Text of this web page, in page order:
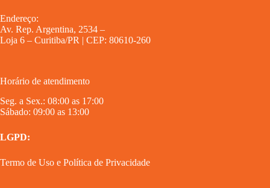
Endereço:
Av. Rep. Argentina, 2534 –
Loja 6 – Curitiba/PR | CEP: 80610-260
Horário de atendimento
Seg. a Sex.: 08:00 as 17:00
Sábado: 09:00 as 13:00
LGPD:
Termo de Uso e Política de Privacidade